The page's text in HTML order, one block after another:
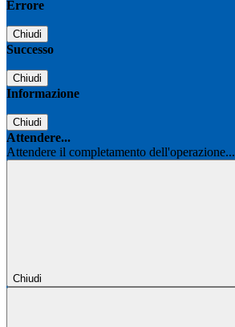
Errore
Chiudi
Successo
Chiudi
Informazione
Chiudi
Attendere...
Attendere il completamento dell'operazione...
Chiudi